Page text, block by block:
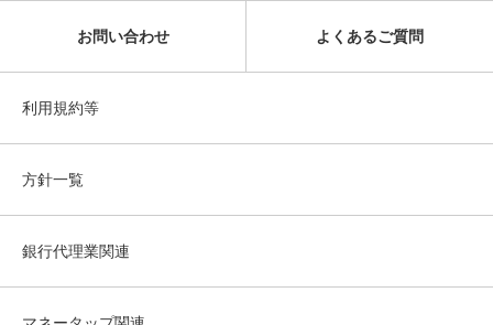
お問い合わせ よくあるご質問
利用規約等
方針一覧
銀行代理業関連